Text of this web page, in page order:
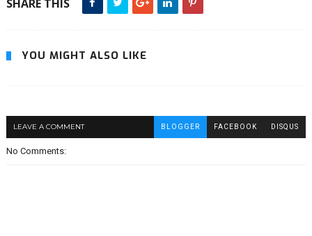
SHARE THIS
YOU MIGHT ALSO LIKE
LEAVE A COMMENT BLOGGER FACEBOOK DISQUS
No Comments: